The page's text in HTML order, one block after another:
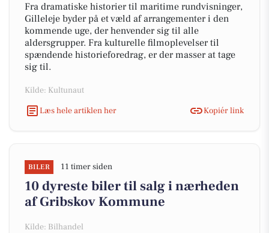
Fra dramatiske historier til maritime rundvisninger,
Gilleleje byder på et væld af arrangementer i den
kommende uge, der henvender sig til alle
aldersgrupper. Fra kulturelle filmoplevelser til
spændende historieforedrag, er der masser at tage
sig til.
Kilde: Kultunaut
Læs hele artiklen her
Kopiér link
BILER 11 timer siden
10 dyreste biler til salg i nærheden
af Gribskov Kommune
Kilde: Bilhandel